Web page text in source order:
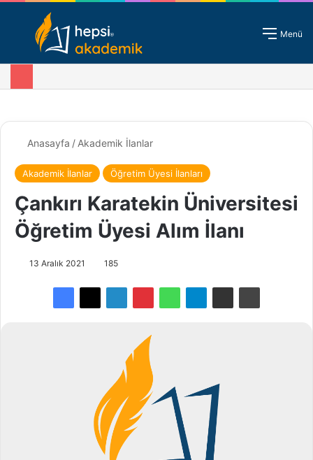
Giriş - Kayıt Menü
Anasayfa / Akademik İlanlar
Akademik İlanlar Öğretim Üyesi İlanları
Çankırı Karatekin Üniversitesi
Öğretim Üyesi Alım İlanı
13 Aralık 2021 185